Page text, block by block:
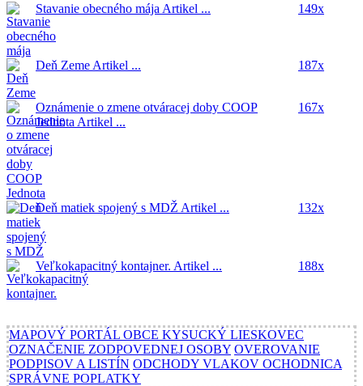
Stavanie obecného mája Artikel ... 149x
Deň Zeme Artikel ... 187x
Oznámenie o zmene otváracej doby COOP
Jednota Artikel ...
167x
Deň matiek spojený s MDŽ Artikel ... 132x
Veľkokapacitný kontajner. Artikel ... 188x
MAPOVÝ PORTÁL OBCE KYSUCKÝ LIESKOVEC
OZNAČENIE ZODPOVEDNEJ OSOBY OVEROVANIE
PODPISOV A LISTÍN ODCHODY VLAKOV OCHODNICA
SPRÁVNE POPLATKY